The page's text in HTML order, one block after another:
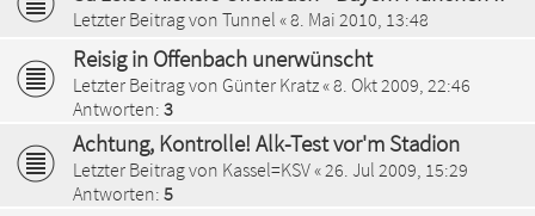
Letzter Beitrag von Tunnel «8. Mai 2010, 13:48
Reisig in Offenbach unerwünscht
Letzter Beitrag von Günter Kratz«8. Okt 2009, 22:46
Antworten: 3
Achtung, Kontrolle! Alk-Test vor'm Stadion
Letzter Beitrag von Kassel=KSV« 26. Jul 2009, 15:29
Antworten: 5